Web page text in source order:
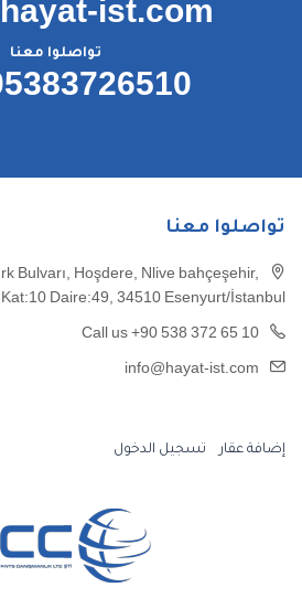
ist.com
تواصلوا معنا
تواصلوا معنا
Bulvarı, Hoşdere, Nlive bahçeşehir,
Daire:49, 34510 Esenyurt/İstanbul
Call us +90 538 372 65 10
info@hayat-ist.com
إضافة عقار تسجيل الدخول